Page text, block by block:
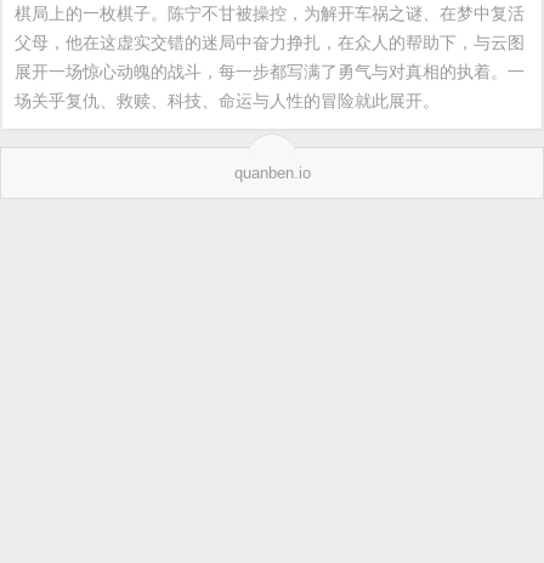
棋局上的一枚棋子。陈宁不甘被操控，为解开车祸之谜、在梦中复活
父母，他在这虚实交错的迷局中奋力挣扎，在众人的帮助下，与云图
展开一场惊心动魄的战斗，每一步都写满了勇气与对真相的执着。一
场关乎复仇、救赎、科技、命运与人性的冒险就此展开。
quanben.io